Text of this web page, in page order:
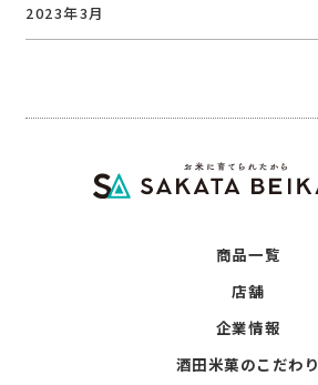
2023年3月
商品一覧
店舗
企業情報
酒田米菓のこだわり